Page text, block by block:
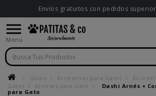
Envíos gratuitos con pedidos

Menu
Gatos Accesorios para Gatos
Gatos
Arneses para Gato
Dashi Arnés +
para Gato